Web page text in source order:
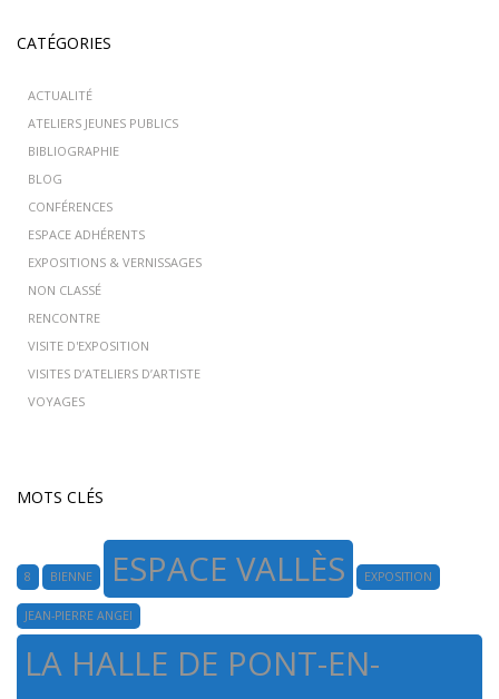
CATÉGORIES
ACTUALITÉ
ATELIERS JEUNES PUBLICS
BIBLIOGRAPHIE
BLOG
CONFÉRENCES
ESPACE ADHÉRENTS
EXPOSITIONS & VERNISSAGES
NON CLASSÉ
RENCONTRE
VISITE D'EXPOSITION
VISITES D’ATELIERS D’ARTISTE
VOYAGES
MOTS CLÉS
8 BIENNE ESPACE VALLÈS EXPOSITION
JEAN-PIERRE ANGEI
LA HALLE DE PONT-EN-